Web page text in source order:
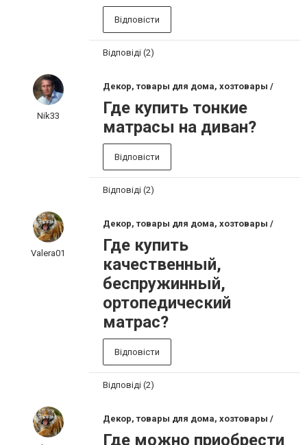
Відповісти
Відповіді (2)
Nik33
Декор, товары для дома, хозтовары /
Где купить тонкие
матрасы на диван?
Відповісти
Відповіді (2)
Valera01
Декор, товары для дома, хозтовары /
Где купить
качественный,
беспружинный,
ортопедический
матрас?
Відповісти
Відповіді (2)
Декор, товары для дома, хозтовары /
Где можно приобрести